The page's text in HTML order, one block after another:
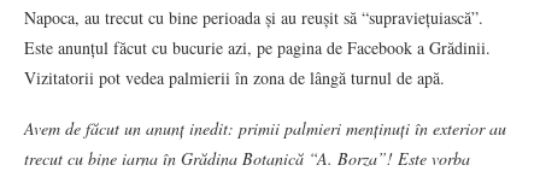
Napoca, au trecut cu bine perioada și au reușit să “supraviețuiască”.
Este anunțul făcut cu bucurie azi, pe pagina de Facebook a Grădinii.
Vizitatorii pot vedea palmierii în zona de lângă turnul de apă.
Avem de făcut un anunț inedit: primii palmieri menținuți în exterior au
trecut cu bine iarna în Grădina Botanică “A. Borza”! Este vorba